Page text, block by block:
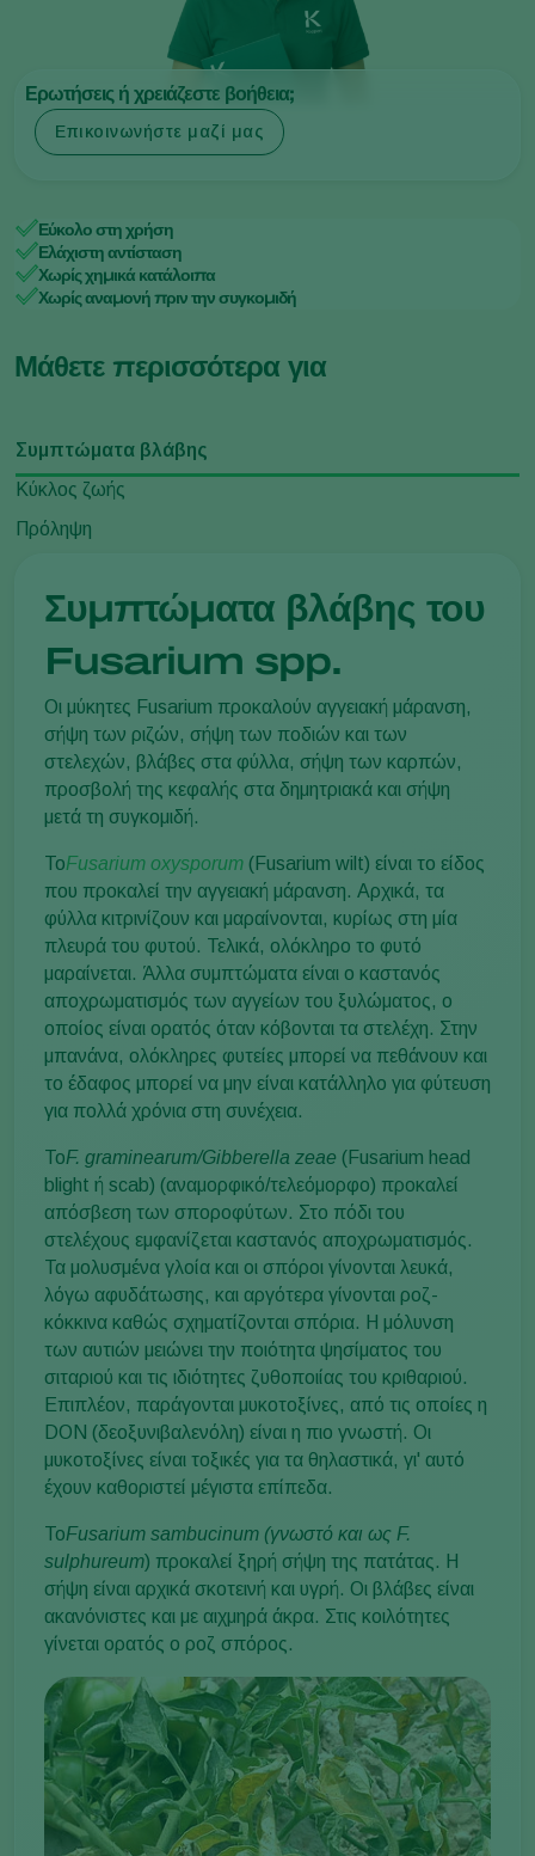
Ερωτήσεις ή χρειάζεστε βοήθεια;
Επικοινωνήστε μαζί μας
Εύκολο στη χρήση
Ελάχιστη αντίσταση
Χωρίς χημικά κατάλοιπα
Χωρίς αναμονή πριν την συγκομιδή
Μάθετε περισσότερα για
Συμπτώματα βλάβης
Κύκλος ζωής
Πρόληψη
Συμπτώματα βλάβης του
Fusarium spp.
Οι μύκητες Fusarium προκαλούν αγγειακή μάρανση,
σήψη των ριζών, σήψη των ποδιών και των
στελεχών, βλάβες στα φύλλα, σήψη των καρπών,
προσβολή της κεφαλής στα δημητριακά και σήψη
μετά τη συγκομιδή.
ΤοFusarium oxysporum (Fusarium wilt) είναι το είδος
που προκαλεί την αγγειακή μάρανση. Αρχικά, τα
φύλλα κιτρινίζουν και μαραίνονται, κυρίως στη μία
πλευρά του φυτού. Τελικά, ολόκληρο το φυτό
μαραίνεται. Άλλα συμπτώματα είναι ο καστανός
αποχρωματισμός των αγγείων του ξυλώματος, ο
οποίος είναι ορατός όταν κόβονται τα στελέχη. Στην
μπανάνα, ολόκληρες φυτείες μπορεί να πεθάνουν και
το έδαφος μπορεί να μην είναι κατάλληλο για φύτευση
για πολλά χρόνια στη συνέχεια.
ΤοF. graminearum/Gibberella zeae (Fusarium head
blight ή scab) (αναμορφικό/τελεόμορφο) προκαλεί
απόσβεση των σποροφύτων. Στο πόδι του
στελέχους εμφανίζεται καστανός αποχρωματισμός.
Τα μολυσμένα γλοία και οι σπόροι γίνονται λευκά,
λόγω αφυδάτωσης, και αργότερα γίνονται ροζ-
κόκκινα καθώς σχηματίζονται σπόρια. Η μόλυνση
των αυτιών μειώνει την ποιότητα ψησίματος του
σιταριού και τις ιδιότητες ζυθοποιίας του κριθαριού.
Επιπλέον, παράγονται μυκοτοξίνες, από τις οποίες η
DON (δεοξυνιβαλενόλη) είναι η πιο γνωστή. Οι
μυκοτοξίνες είναι τοξικές για τα θηλαστικά, γι' αυτό
έχουν καθοριστεί μέγιστα επίπεδα.
ΤοFusarium sambucinum (γνωστό και ως F.
sulphureum) προκαλεί ξηρή σήψη της πατάτας. Η
σήψη είναι αρχικά σκοτεινή και υγρή. Οι βλάβες είναι
ακανόνιστες και με αιχμηρά άκρα. Στις κοιλότητες
γίνεται ορατός ο ροζ σπόρος.